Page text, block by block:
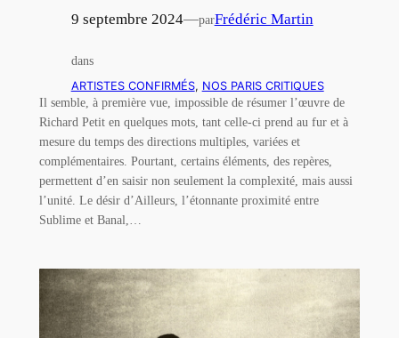
9 septembre 2024—parFrédéric Martin
dans
ARTISTES CONFIRMÉS, NOS PARIS CRITIQUES
Il semble, à première vue, impossible de résumer l’œuvre de
Richard Petit en quelques mots, tant celle-ci prend au fur et à
mesure du temps des directions multiples, variées et
complémentaires. Pourtant, certains éléments, des repères,
permettent d’en saisir non seulement la complexité, mais aussi
l’unité. Le désir d’Ailleurs, l’étonnante proximité entre
Sublime et Banal,…